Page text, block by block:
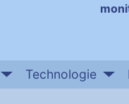
Technologie